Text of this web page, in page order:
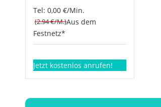
Tel: 0,00 €/Min.
(2.94 €/M.)Aus dem
Festnetz*
Jetzt kostenlos anrufen!